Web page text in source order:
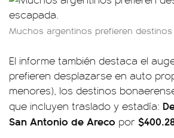
Muchos argentinos prefieren
El informe también destaca el
prefieren desplazarse en auto
menores), los destinos
que incluyen traslado y estadía:
San Antonio de Areco por